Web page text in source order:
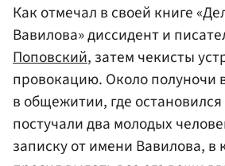
Как отмечал в своей книге
Вавилова» диссидент и
Поповский, затем чекисты
провокацию. Около полуночи
в общежитии, где
постучали два молодых
записку от имени Вавилова, в